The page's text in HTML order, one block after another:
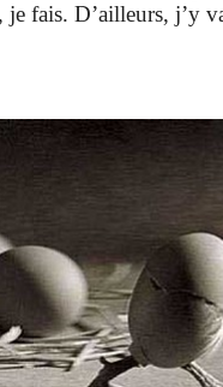
fais. D’ailleurs, j’y